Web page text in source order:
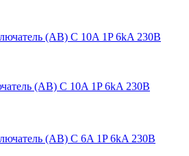
(АВ) C 10A 1P 6kA 230В